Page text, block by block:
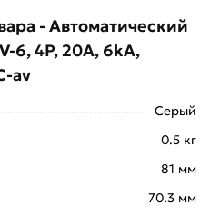
товар Автоматический
- Автоматический
6, 4P, 20A, 6kA,
av
Серый
0.5 кг
81 мм
70.3 мм